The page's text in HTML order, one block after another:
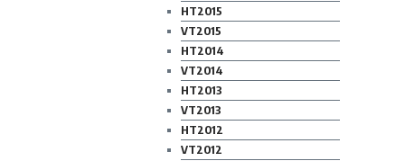
HT2015
VT2015
HT2014
VT2014
HT2013
VT2013
HT2012
VT2012